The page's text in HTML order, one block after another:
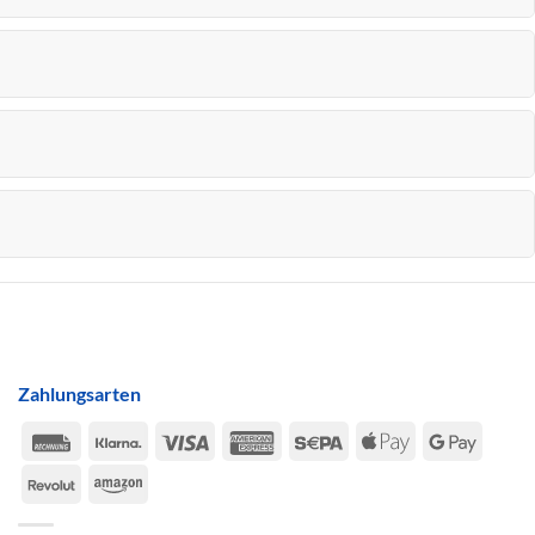
Zahlungsarten
Rechung
Klarna Visa
American Sepa
Apple
Google
RevolutAmazon